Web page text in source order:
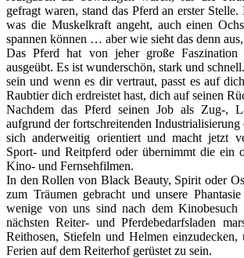
gefragt waren, stand das Pferd an erster
was die Muskelkraft angeht, auch einen
spannen können … aber wie sieht das denn
Das Pferd hat von jeher große Faszination
ausgeübt. Es ist wunderschön, stark und
sein und wenn es dir vertraut, passt es auf
Raubtier dich erdreistet hast, dich auf seinen
Nachdem das Pferd seinen Job als Zug-,
aufgrund der fortschreitenden Industrialisierung
sich anderweitig orientiert und macht jetzt
Sport- und Reitpferd oder übernimmt die ein
Kino- und Fernsehfilmen.
In den Rollen von Black Beauty, Spirit oder
zum Träumen gebracht und unsere
wenige von uns sind nach dem Kinobesuch
nächsten Reiter- und Pferdebedarfsladen
Reithosen, Stiefeln und Helmen einzudecken,
Ferien auf dem Reiterhof gerüstet zu sein.